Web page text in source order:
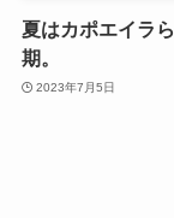
夏はカポエイラ
期。
2023年7月5日